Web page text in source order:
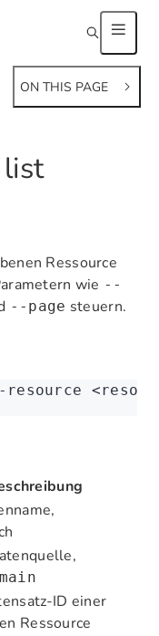
ON THIS PAGE
Ressource
wie --
--page steuern.
<
main
ID einer
Ressource